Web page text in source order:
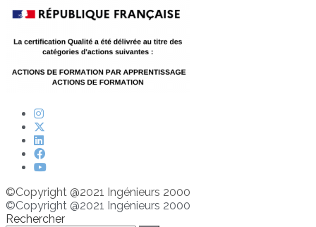
©Copyright @2021 Ingénieurs 2000
©Copyright @2021 Ingénieurs 2000
Rechercher